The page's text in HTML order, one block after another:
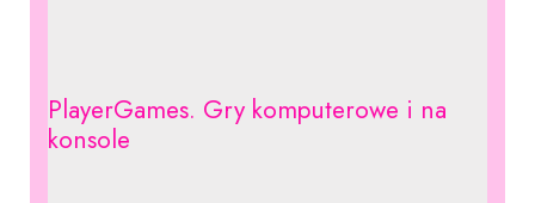
PlayerGames. Gry komputerowe i na
konsole